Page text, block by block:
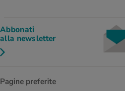
Abbonati
alla newsletter
Pagine preferite